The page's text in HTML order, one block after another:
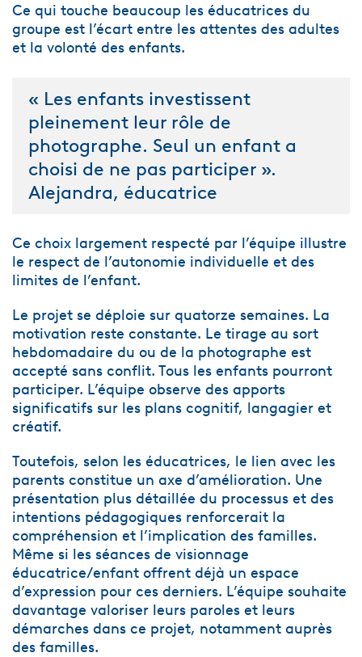
Ce qui touche beaucoup les éducatrices du
groupe est l’écart entre les attentes des adultes
et la volonté des enfants.
« Les enfants investissent
pleinement leur rôle de
photographe. Seul un enfant a
choisi de ne pas participer ».
Alejandra, éducatrice
Ce choix largement respecté par l’équipe illustre
le respect de l’autonomie individuelle et des
limites de l’enfant.
Le projet se déploie sur quatorze semaines. La
motivation reste constante. Le tirage au sort
hebdomadaire du ou de la photographe est
accepté sans conflit. Tous les enfants pourront
participer. L’équipe observe des apports
significatifs sur les plans cognitif, langagier et
créatif.
Toutefois, selon les éducatrices, le lien avec les
parents constitue un axe d’amélioration. Une
présentation plus détaillée du processus et des
intentions pédagogiques renforcerait la
compréhension et l’implication des familles.
Même si les séances de visionnage
éducatrice/enfant offrent déjà un espace
d’expression pour ces derniers. L’équipe souhaite
davantage valoriser leurs paroles et leurs
démarches dans ce projet, notamment auprès
des familles.